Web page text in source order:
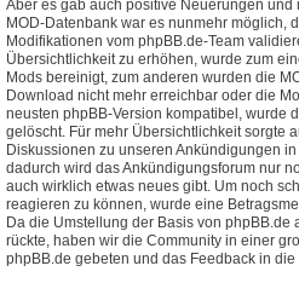
Aber es gab auch positive Neuerungen
MOD-Datenbank war es nunmehr möglich,
Modifikationen vom phpBB.de-Team
Übersichtlichkeit zu erhöhen, wurde zum
Mods bereinigt, zum anderen wurden die
Download nicht mehr erreichbar oder die
neusten phpBB-Version kompatibel, wurde
gelöscht. Für mehr Übersichtlichkeit sorgte
Diskussionen zu unseren Ankündigungen
dadurch wird das Ankündigungsforum nur
auch wirklich etwas neues gibt. Um noch
reagieren zu können, wurde eine
Da die Umstellung der Basis von phpBB.de
rückte, haben wir die Community in einer
phpBB.de gebeten und das Feedback in